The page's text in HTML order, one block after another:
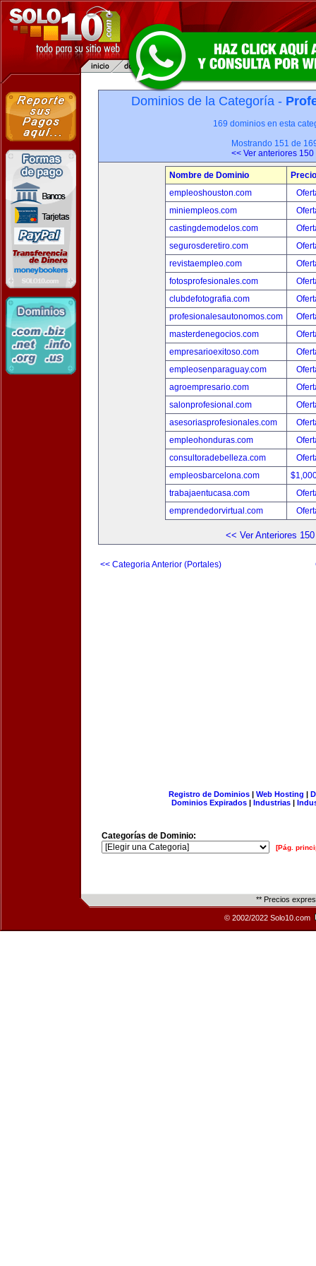
Dominios de la Categoría -
169 dominios en esta
Mostrando 151 de
<< Ver anteriores 150
Nombre de Dominio
Precio
empleoshouston.com
miniempleos.com
castingdemodelos.com
segurosderetiro.com
revistaempleo.com
fotosprofesionales.com
clubdefotografia.com
profesionalesautonomos.com
masterdenegocios.com
empresarioexitoso.com
empleosenparaguay.com
agroempresario.com
salonprofesional.com
asesoriasprofesionales.com
empleohonduras.com
consultoradebelleza.com
empleosbarcelona.com
trabajaentucasa.com
emprendedorvirtual.com
<< Ver Anteriores 150
<< Categoria Anterior (Portales)
Registro de Dominios| Web Hosting |
Dominios Expirados | Industrias |
Categorías de Dominio:
[Pág.
** Precios
© 2002/2022 Solo10.com